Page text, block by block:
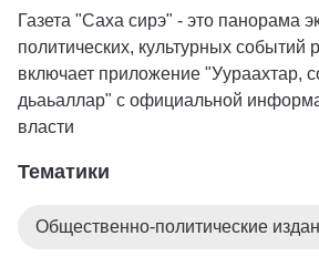
Газета "Саха сирэ" - это панорама
политических, культурных событий
включает приложение "Уураахтар,
дьаьаллар" с официальной
власти
Тематики
Общественно-политические